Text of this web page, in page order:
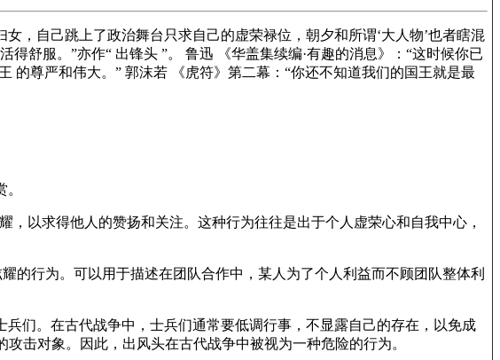
，自己跳上了政治舞台只求自己的虚荣禄位，朝夕和所谓‘大人物’也者瞎混
得舒服。”亦作“ 出锋头 ”。 鲁迅 《华盖集续编·有趣的消息》
：“这时候你已
的尊严和伟大。” 郭沫若
《虎符》 第二幕：“你还不知道我们的国王就是最
，以求得他人的赞扬和关注。这种行为往往是出于个人虚荣心和自我中心，
的行为。可以用于描述在团队合作中，某人为了个人利益而不顾团队整体利
们。在古代战争中，士兵们通常要低调行事，不显露自己的存在，以免成
击对象。因此，出风头在古代战争中被视为一种危险的行为。